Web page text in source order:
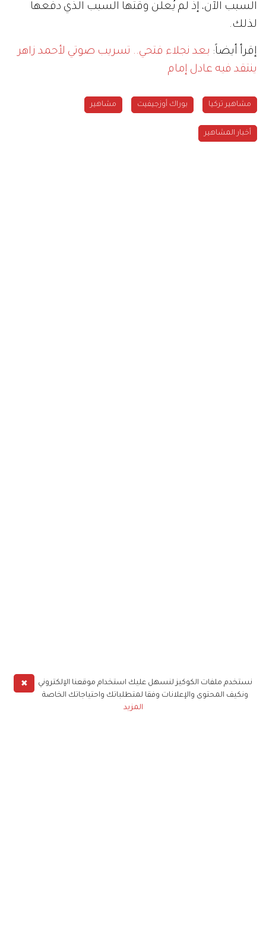
السبب الآن، إذ لم يُعلن وقتها السبب الذي دفعها
لذلك.
إقرأ أيضاً: بعد نجلاء فتحي.. تسريب صوتي لأحمد زاهر
ينتقد فيه عادل إمام
مشاهير تركيا بوراك أوزجيفيت مشاهير
أخبار المشاهير
✖
نستخدم ملفات الكوكيز لنسهل عليك استخدام موقعنا الإلكتروني
ونكيف المحتوى والإعلانات وفقا لمتطلباتك واحتياجاتك الخاصة
المزيد